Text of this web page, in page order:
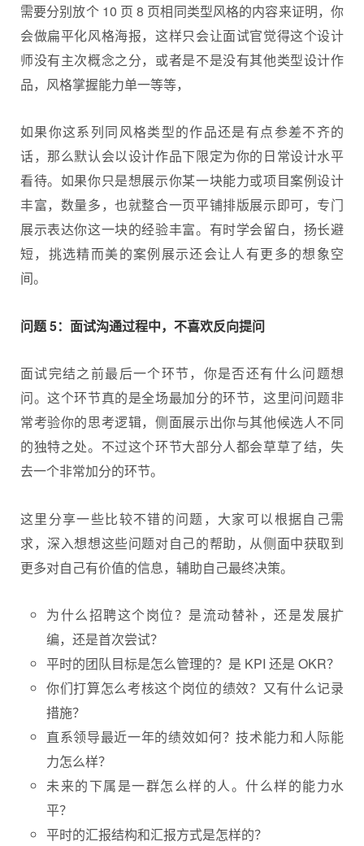
需要分别放个 10 页 8 页相同类型风格的内容来证明，你
会做扁平化风格海报，这样只会让面试官觉得这个设计
师没有主次概念之分，或者是不是没有其他类型设计作
品，风格掌握能力单一等等，
如果你这系列同风格类型的作品还是有点参差不齐的
话，那么默认会以设计作品下限定为你的日常设计水平
看待。如果你只是想展示你某一块能力或项目案例设计
丰富，数量多，也就整合一页平铺排版展示即可，专门
展示表达你这一块的经验丰富。有时学会留白，扬长避
短，挑选精而美的案例展示还会让人有更多的想象空
间。
问题 5：面试沟通过程中，不喜欢反向提问
面试完结之前最后一个环节，你是否还有什么问题想
问。这个环节真的是全场最加分的环节，这里问问题非
常考验你的思考逻辑，侧面展示出你与其他候选人不同
的独特之处。不过这个环节大部分人都会草草了结，失
去一个非常加分的环节。
这里分享一些比较不错的问题，大家可以根据自己需
求，深入想想这些问题对自己的帮助，从侧面中获取到
更多对自己有价值的信息，辅助自己最终决策。
为什么招聘这个岗位？是流动替补，还是发展扩
编，还是首次尝试？
平时的团队目标是怎么管理的？是 KPI 还是 OKR？
你们打算怎么考核这个岗位的绩效？又有什么记录
措施？
直系领导最近一年的绩效如何？技术能力和人际能
力怎么样？
未来的下属是一群怎么样的人。什么样的能力水
平？
平时的汇报结构和汇报方式是怎样的？